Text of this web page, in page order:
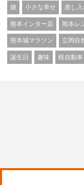
娘 小さな幸せ 差し
熊本インター店 熊本レ
熊本城マラソン 立岡自
誕生日 趣味 軽自動車